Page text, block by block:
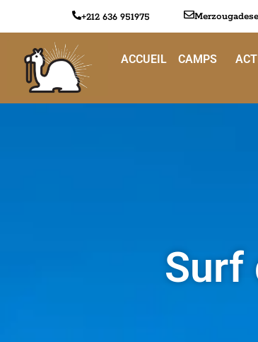
+212 636 951975
ACCUEIL CAMPS
Surf